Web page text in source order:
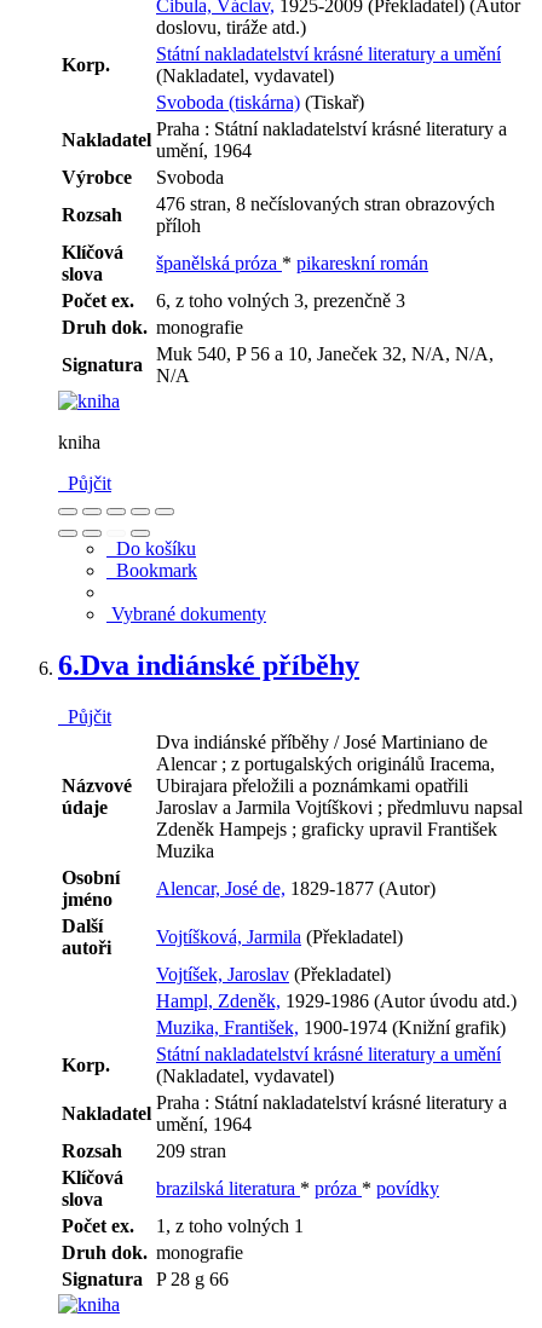
Cibula, Václav, 1925-2009 (Překladatel) (Autor
doslovu, tiráže atd.)
Korp.
Státní nakladatelství krásné literatury a umění
(Nakladatel, vydavatel)
Svoboda (tiskárna) (Tiskař)
Nakladatel
Praha : Státní nakladatelství krásné literatury a
umění, 1964
Výrobce
Svoboda
Rozsah
476 stran, 8 nečíslovaných stran obrazových
příloh
Klíčová
slova
španělská próza * pikareskní román
Počet ex.
6, z toho volných 3, prezenčně 3
Druh dok. monografie
Signatura
Muk 540, P 56 a 10, Janeček 32, N/A, N/A,
N/A
kniha
Půjčit
Do košíku
Bookmark
Vybrané dokumenty
6.Dva indiánské příběhy
Půjčit
Názvové
údaje
Dva indiánské příběhy / José Martiniano de
Alencar ; z portugalských originálů Iracema,
Ubirajara přeložili a poznámkami opatřili
Jaroslav a Jarmila Vojtíškovi ; předmluvu napsal
Zdeněk Hampejs ; graficky upravil František
Muzika
Osobní
jméno
Alencar, José de, 1829-1877 (Autor)
Další
autoři
Vojtíšková, Jarmila (Překladatel)
Vojtíšek, Jaroslav (Překladatel)
Hampl, Zdeněk, 1929-1986 (Autor úvodu atd.)
Muzika, František, 1900-1974 (Knižní grafik)
Korp.
Státní nakladatelství krásné literatury a umění
(Nakladatel, vydavatel)
Nakladatel
Praha : Státní nakladatelství krásné literatury a
umění, 1964
Rozsah
209 stran
Klíčová
slova
brazilská literatura * próza * povídky
Počet ex.
1, z toho volných 1
Druh dok. monografie
Signatura
P 28 g 66